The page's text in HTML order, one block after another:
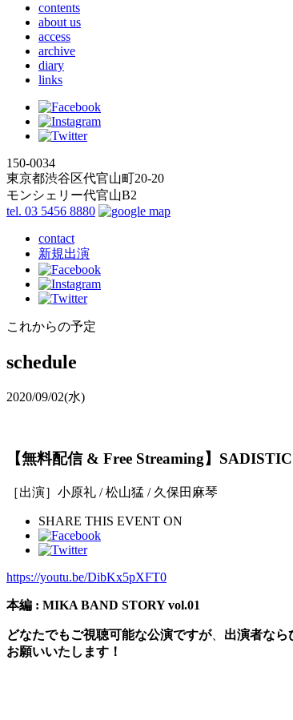
contents
about us
access
archive
diary
links
150-0034
東京都渋谷区代官山町20-20
モンシェリー代官山B2
tel. 03 5456 8880
contact
新規出演
これからの予定
schedule
2020/09/02(水)
【無料配信 & Free Streaming】
［出演］小原礼 / 松山猛 / 久保田麻琴
SHARE THIS EVENT ON
https://youtu.be/DibKx5pXFT0
本編 : MIKA BAND STORY vol.01
どなたでもご視聴可能な公演ですが、 出演者なら
お願いいたします！